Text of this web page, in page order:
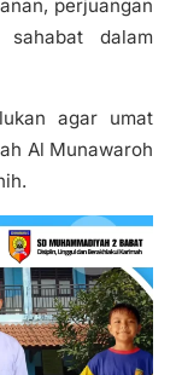
perjuangan
dalam
agar umat
Al Munawaroh